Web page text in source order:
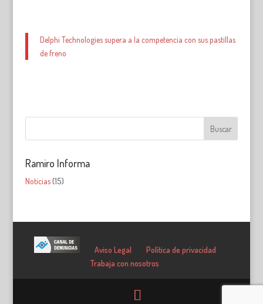
Delphi Technologies supera a la competencia con sus pastillas
de freno
Ramiro Informa
Noticias(15)
Aviso Legal
Política de privacidad
Trabaja con nosotros